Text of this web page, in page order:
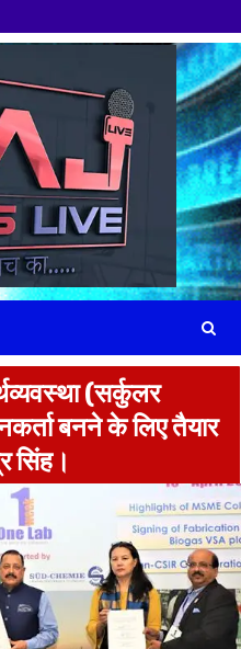
(सर्कुलर
बनने के लिए तैयार
सिंह।